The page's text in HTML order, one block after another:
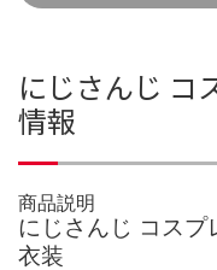
にじさんじ コ
情報
商品説明
にじさんじ コスプ
衣装